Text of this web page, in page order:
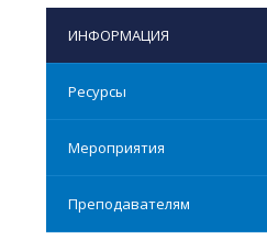
ИНФОРМАЦИЯ
Ресурсы
Мероприятия
Преподавателям